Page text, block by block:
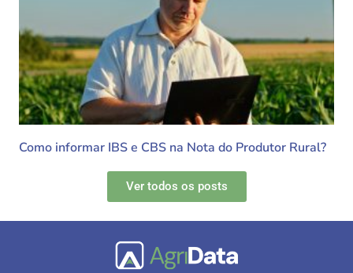
Como informar IBS e CBS na Nota do Produtor Rural?
Ver todos os posts